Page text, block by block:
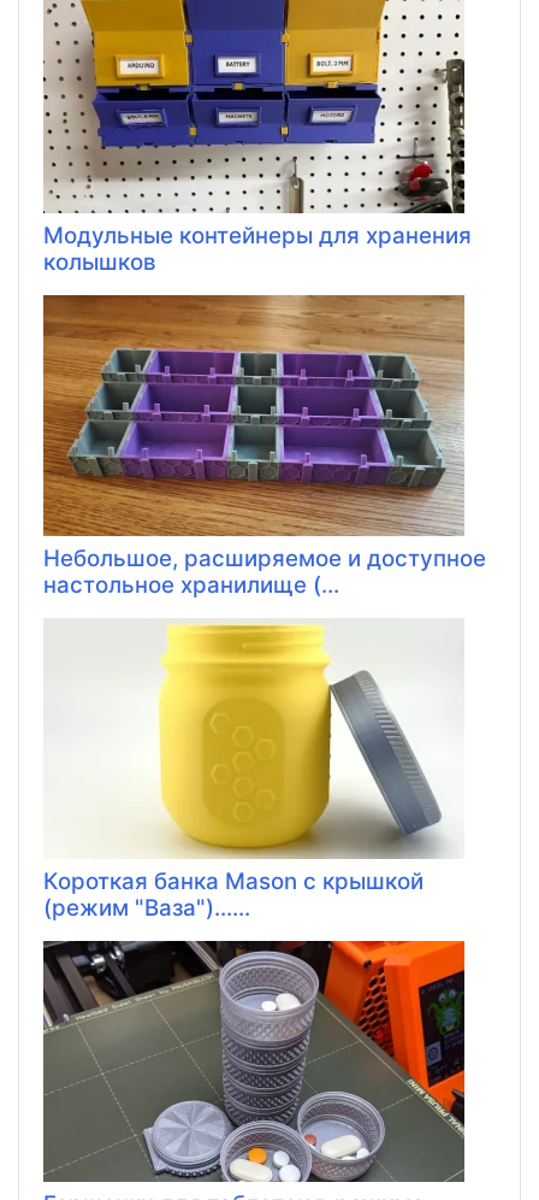
Модульные контейнеры для хранения
колышков
Небольшое, расширяемое и доступное
настольное хранилище (...
Короткая банка Mason с крышкой
(режим "Ваза")......